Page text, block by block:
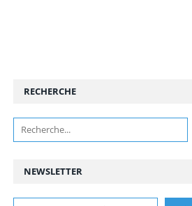
NEWSLETTER
RECHERCHE